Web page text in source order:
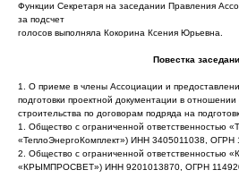
Функции Секретаря на заседании Правления
за подсчет
голосов выполняла Кокорина Ксения Юрьевна.
Повестка
1. О приеме в члены Ассоциации и
подготовки проектной документации в отношении
строительства по договорам подряда на
1. Общество с ограниченной ответственностью
«ТеплоЭнергоКомплект») ИНН 3405011038, ОГРН
2. Общество с ограниченной
«КРЫМПРОСВЕТ») ИНН 9201013870, ОГРН